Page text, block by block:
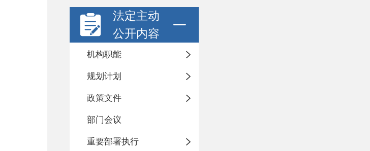
法定主动
公开内容
机构职能
规划计划
政策文件
部门会议
重要部署执行